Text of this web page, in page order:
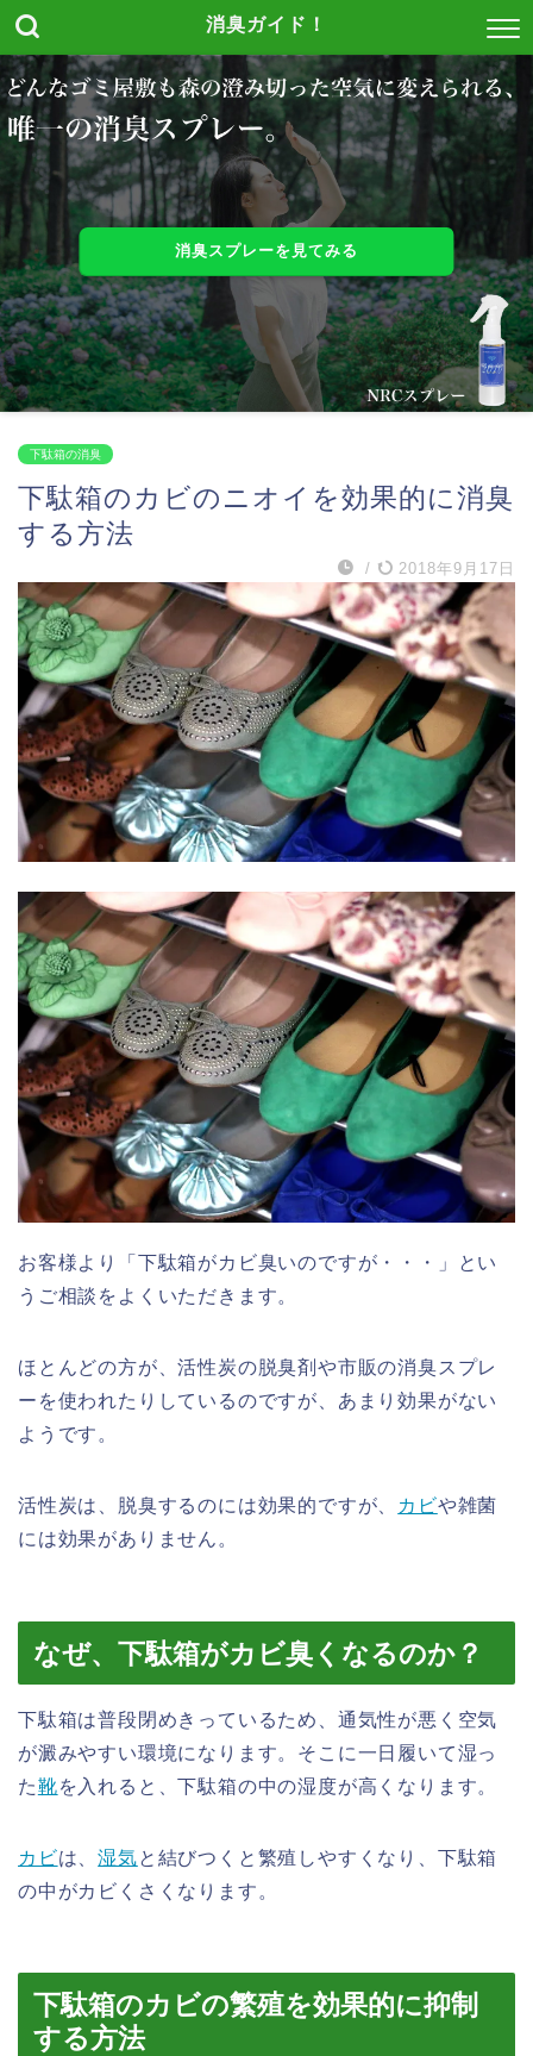
消臭ガイド！
消臭スプレーを見てみる
下駄箱の消臭
下駄箱のカビのニオイを効果的に消臭
する方法
/ 2018年9月17日
お客様より「下駄箱がカビ臭いのですが・・・」とい
うご相談をよくいただきます。
ほとんどの方が、活性炭の脱臭剤や市販の消臭スプレ
ーを使われたりしているのですが、あまり効果がない
ようです。
活性炭は、脱臭するのには効果的ですが、 カビや雑菌
には効果がありません。
なぜ、下駄箱がカビ臭くなるのか？
下駄箱は普段閉めきっているため、通気性が悪く空気
が澱みやすい環境になります。そこに一日履いて湿っ
た靴を入れると、下駄箱の中の湿度が高くなります。
カビは、湿気と結びつくと繁殖しやすくなり、下駄箱
の中がカビくさくなります。
下駄箱のカビの繁殖を効果的に抑制
する方法